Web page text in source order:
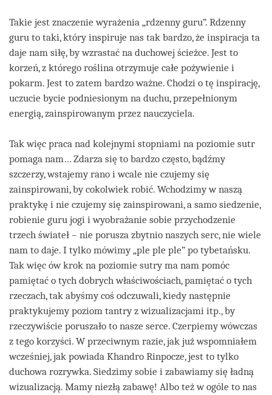
Takie jest znaczenie wyrażenia „rdzenny guru”. Rdzenny
guru to taki, który inspiruje nas tak bardzo, że inspiracja ta
daje nam siłę, by wzrastać na duchowej ścieżce. Jest to
korzeń, z którego roślina otrzymuje całe pożywienie i
pokarm. Jest to zatem bardzo ważne. Chodzi o tę inspirację,
uczucie bycie podniesionym na duchu, przepełnionym
energią, zainspirowanym przez nauczyciela.
Tak więc praca nad kolejnymi stopniami na poziomie sutr
pomaga nam… Zdarza się to bardzo często, bądźmy
szczerzy, wstajemy rano i wcale nie czujemy się
zainspirowani, by cokolwiek robić. Wchodzimy w naszą
praktykę i nie czujemy się zainspirowani, a samo siedzenie,
robienie guru jogi i wyobrażanie sobie przychodzenie
trzech świateł – nie porusza zbytnio naszych serc, nie wiele
nam to daje. I tylko mówimy „ple ple ple” po tybetańsku.
Tak więc ów krok na poziomie sutry ma nam pomóc
pamiętać o tych dobrych właściwościach, pamiętać o tych
rzeczach, tak abyśmy coś odczuwali, kiedy następnie
praktykujemy poziom tantry z wizualizacjami itp., by
rzeczywiście poruszało to nasze serce. Czerpiemy wówczas
z tego korzyści. W przeciwnym razie, jak już wspomniałem
wcześniej, jak powiada Khandro Rinpocze, jest to tylko
duchowa rozrywka. Siedzimy sobie i zabawiamy się ładną
wizualizacją. Mamy niezłą zabawę! Albo też w ogóle to nas